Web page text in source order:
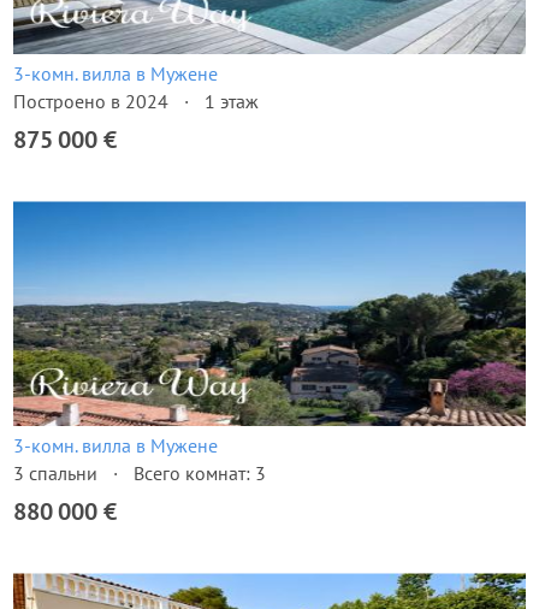
3-комн. вилла в Мужене
Построено в 2024
1 этаж
875 000 €
3-комн. вилла в Мужене
3 спальни
Всего комнат: 3
880 000 €